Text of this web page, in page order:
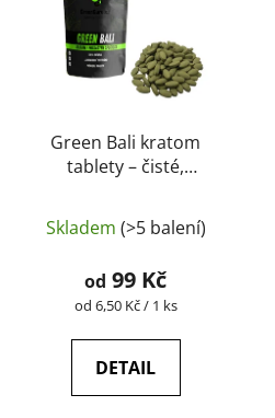
Green Bali kratom
tablety – čisté,
testované |
GreenGuru
hodnocení
produktu
je
z
Skladem (>5 balení)
od 99 Kč
Měrná
od 6,50 Kč / 1 ks
DETAIL